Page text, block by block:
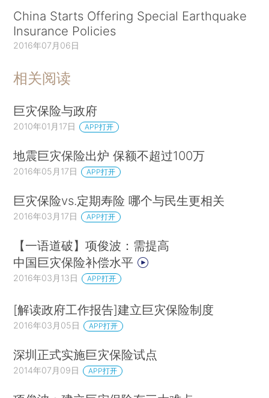
China Starts Offering Special Earthquake
Insurance Policies
2016年07月06日
相关阅读
巨灾保险与政府
2010年01月17日 APP打开
地震巨灾保险出炉 保额不超过100万
2016年05月17日 APP打开
巨灾保险vs.定期寿险 哪个与民生更相关
2016年03月17日 APP打开
【一语道破】项俊波：需提高
中国巨灾保险补偿水平
2016年03月13日 APP打开
[解读政府工作报告]建立巨灾保险制度
2016年03月05日 APP打开
深圳正式实施巨灾保险试点
2014年07月09日 APP打开